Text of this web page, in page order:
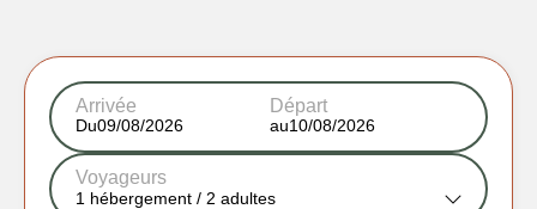
Arrivée
Du
Départ
au
Voyageurs
1 hébergement / 2 adultes